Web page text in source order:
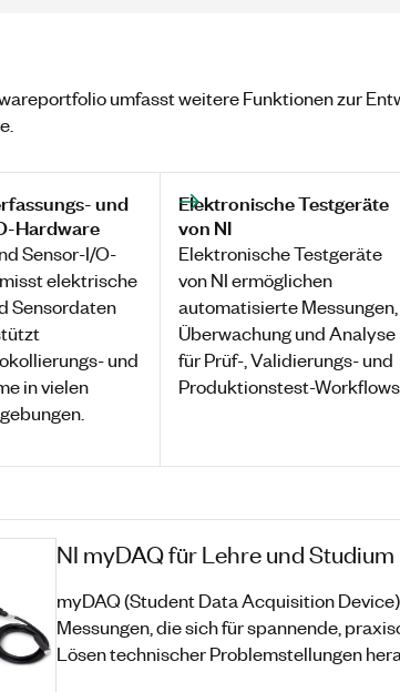
umfasst weitere Funktionen zur
und
Hardware
Sensor-I/O-
elektrische
Sensordaten
und
in vielen
Elektronische Testgeräte
von NI
Elektronische Testgeräte
von NI ermöglichen
automatisierte Messungen,
Überwachung und Analyse
für Prüf-, Validierungs- und
Produktionstest-Workflows.
NI myDAQ für Lehre und Studium
myDAQ (Student Data Acquisition
Messungen, die sich für spannende,
Lösen technischer Problemstellungen